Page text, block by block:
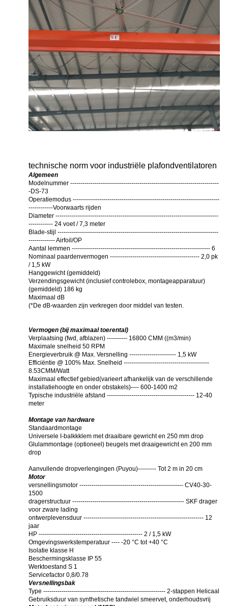
technische norm voor industriële plafondventilatoren
Algemeen
Modelnummer -------------------------------------------------------------------------
-DS-73
Operatiemodus ------------------------------------------------------------------------
------------Voorwaarts rijden
Diameter --------------------------------------------------------------------------------
------------ 24 voet / 7,3 meter
Blade-stijl -------------------------------------------------------------------------------
------------- Airfoil/OP
Aantal lemmen -------------------------------------------------------------------- 6
Nominaal paardenvermogen -------------------------------------------- 2,0 pk
/ 1,5 kW
Hanggewicht (gemiddeld)
Verzendingsgewicht (inclusief controlebox, montageapparatuur)
(gemiddeld) 186 kg
Maximaal dB
(*De dB-waarden zijn verkregen door middel van testen.
Vermogen (bij maximaal toerental)
Verplaatsing (fwd, afblazen) ---------- 16800 CMM ((m3/min)
Maximale snelheid 50 RPM
Energieverbruik @ Max. Versnelling ----------------------- 1,5 kW
Efficiëntie @ 100% Max. Snelheid ------------------------------------------
8.53CMM/Watt
Maximaal effectief gebied(varieert afhankelijk van de verschillende
installatiehoogte en onder obstakels)---- 600-1400 m2
Typische industriële afstand ------------------------------------------- 12-40
meter
Montage van hardware
Standaardmontage
Universele I-balkkklem met draaibare gewricht en 250 mm drop
Glulammontage (optioneel) beugels met draaigewricht en 200 mm
drop
Aanvullende dropverlengingen (Puyou)--------- Tot 2 m in 20 cm
Motor
versnellingsmotor --------------------------------------------------- CV40-30-
1500
dragerstructuur ------------------------------------------------------- SKF drager
voor zware lading
ontwerplevensduur ----------------------------------------------------------- 12
jaar
HP --------------------------------------------------- 2 / 1,5 kW
Omgevingswerkstemperatuur ---- -20 °C tot +40 °C
Isolatie klasse H
Beschermingsklasse IP 55
Werktoestand S 1
Servicefactor 0,8/0.78
Versnellingsbak
Type ------------------------------------------------------------ 2-stappen Helicaal
Gebruiksduur van synthetische tandwiel smeervet, onderhoudsvrij